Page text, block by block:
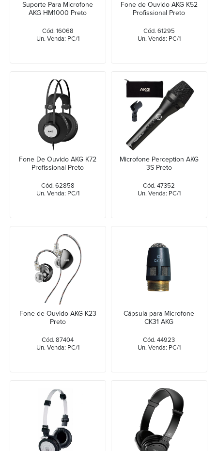
Suporte Para Microfone
AKG HM1000 Preto
Cód. 16068
Un. Venda: PC/1
Fone de Ouvido AKG K52
Profissional Preto
Cód. 61295
Un. Venda: PC/1
Fone De Ouvido AKG K72
Profissional Preto
Cód. 62858
Un. Venda: PC/1
Microfone Perception AKG
3S Preto
Cód. 47352
Un. Venda: PC/1
Fone de Ouvido AKG K23
Preto
Cód. 87404
Un. Venda: PC/1
Cápsula para Microfone
CK31 AKG
Cód. 44923
Un. Venda: PC/1